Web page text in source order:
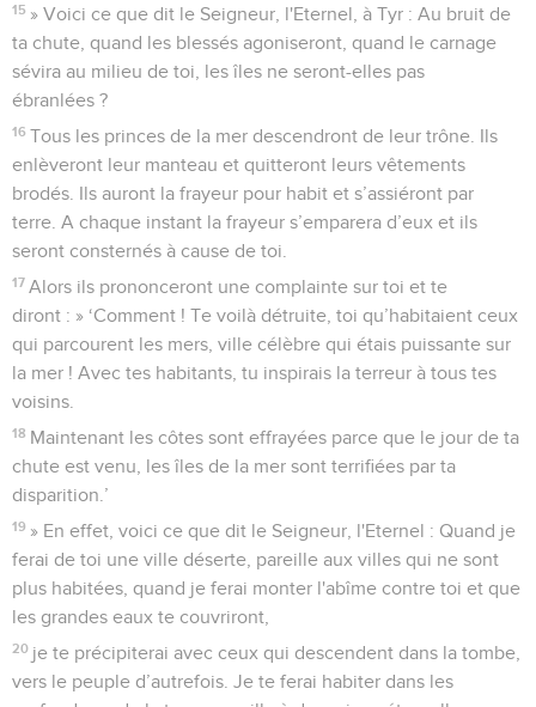
15 » Voici ce que dit le Seigneur, l'Eternel, à Tyr : Au bruit de
ta chute, quand les blessés agoniseront, quand le carnage
sévira au milieu de toi, les îles ne seront-elles pas
ébranlées ?
16 Tous les princes de la mer descendront de leur trône. Ils
enlèveront leur manteau et quitteront leurs vêtements
brodés. Ils auront la frayeur pour habit et s’assiéront par
terre. A chaque instant la frayeur s’emparera d’eux et ils
seront consternés à cause de toi.
17 Alors ils prononceront une complainte sur toi et te
diront : » ‘Comment ! Te voilà détruite, toi qu’habitaient ceux
qui parcourent les mers, ville célèbre qui étais puissante sur
la mer ! Avec tes habitants, tu inspirais la terreur à tous tes
voisins.
18 Maintenant les côtes sont effrayées parce que le jour de ta
chute est venu, les îles de la mer sont terrifiées par ta
disparition.’
19 » En effet, voici ce que dit le Seigneur, l'Eternel : Quand je
ferai de toi une ville déserte, pareille aux villes qui ne sont
plus habitées, quand je ferai monter l'abîme contre toi et que
les grandes eaux te couvriront,
20 je te précipiterai avec ceux qui descendent dans la tombe,
vers le peuple d’autrefois. Je te ferai habiter dans les